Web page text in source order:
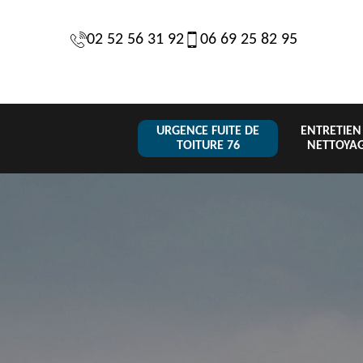
02 52 56 31 92 06 69 25 82 95
URGENCE FUITE DE
TOITURE 76
de